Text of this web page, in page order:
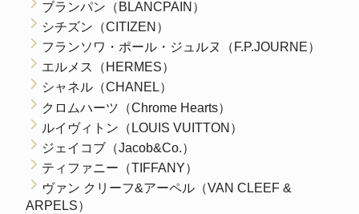
ブランパン（BLANCPAIN）
シチズン（CITIZEN）
フランソワ・ポール・ジュルヌ（F.P.JOURNE）
エルメス（HERMES）
シャネル（CHANEL）
クロムハーツ（Chrome Hearts）
ルイヴィトン（LOUIS VUITTON）
ジェイコブ（Jacob&Co.）
ティファニー（TIFFANY）
ヴァン クリーフ&アーペル（VAN CLEEF &
ARPELS）